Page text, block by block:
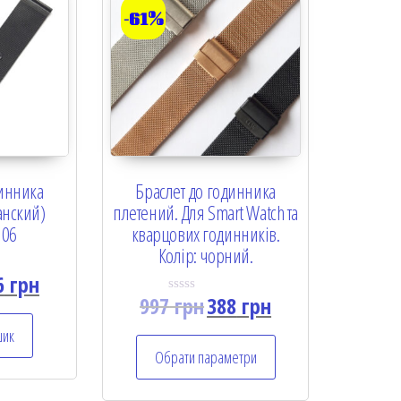
грн
-61%
Браслет до годинника
плетений. Для Smart Watch та
кварцових годинників.
Колір: чорний.
R
d
0
o
u
997грн388 грн
Обрати параметри